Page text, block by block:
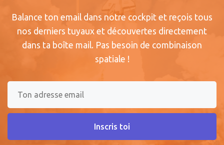
Balance ton email dans notre cockpit et reçois tous
nos derniers tuyaux et découvertes directement
dans ta boîte mail. Pas besoin de combinaison
spatiale !
Inscris toi